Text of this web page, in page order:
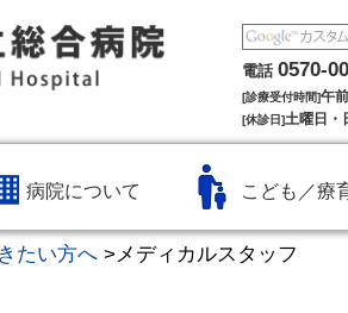
電話 0570-
[診療受付時間]午
[休診日]土曜日・
病院について こども／療
たい方へ >メディカルスタッフ